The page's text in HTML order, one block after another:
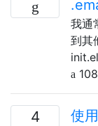
我通
到其
108
4
使